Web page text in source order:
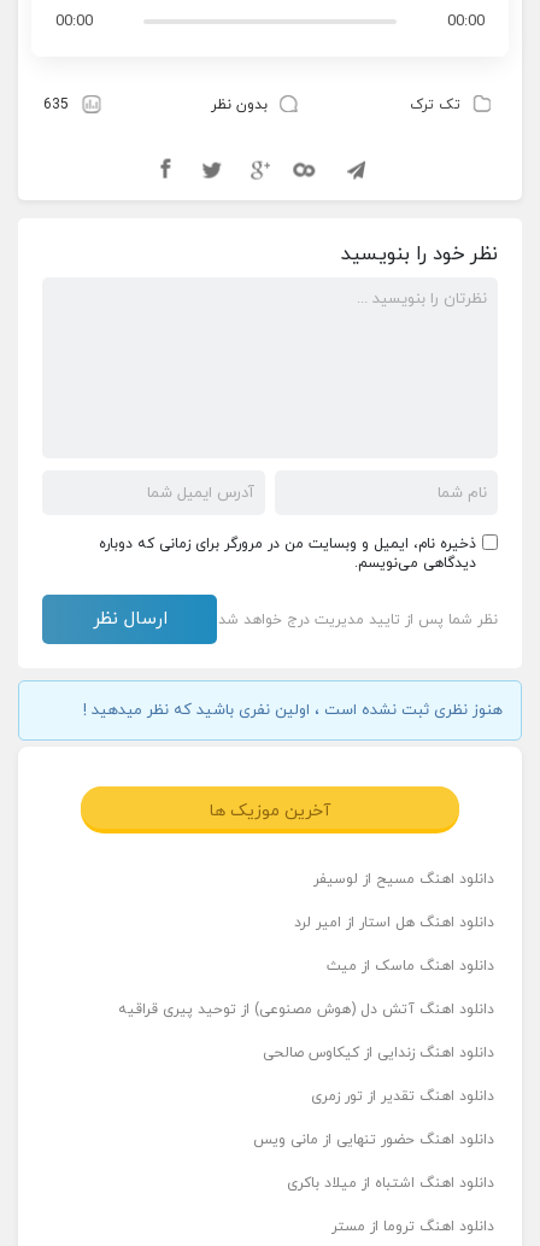
00:00
00:00
تک ترک بدون نظر 635
نظر خود را بنویسید
ذخیره نام، ایمیل و وبسایت من در مرورگر برای زمانی که دوباره
دیدگاهی می‌نویسم.
نظر شما پس از تایید مدیریت درج خواهد شد
هنوز نظری ثبت نشده است ، اولین نفری باشید که نظر میدهید !
آخرین موزیک ها
دانلود اهنگ مسیح از لوسیفر
دانلود اهنگ هل استار از امیر لرد
دانلود اهنگ ماسک از میث
دانلود اهنگ آتش دل (هوش مصنوعی) از توحید پیری قراقیه
دانلود اهنگ زندایی از کیکاوس صالحی
دانلود اهنگ تقدیر از تور زمری
دانلود اهنگ حضور تنهایی از مانی ویس
دانلود اهنگ اشتباه از میلاد باکری
دانلود اهنگ تروما از مستر